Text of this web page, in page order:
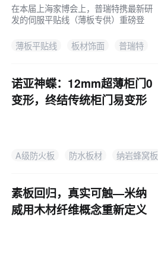
在本届上海家博会上，普瑞特携最新研
发的伺服平贴线（薄板专供）重磅登
计，成为展会现场的一大亮点。 普瑞
特平贴事业部总经理表示，本次展出的
薄板平贴线 板材饰面 普瑞特
诺亚神蝶：12mm超薄柜门0
变形，终结传统柜门易变形
A级防火板 防水板材 纳岩蜂窝板
素板回归，真实可触—米纳
威用木材纤维概念重新定义